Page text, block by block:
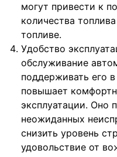
могут привести к
количества
топливе.
Удобство
обслуживание
поддерживать его
повышает
эксплуатации. Оно
неожиданных
снизить уровень
удовольствие от